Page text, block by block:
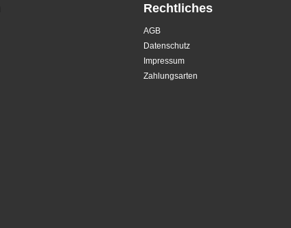
Rechtliches
AGB
Datenschutz
Impressum
Zahlungsarten